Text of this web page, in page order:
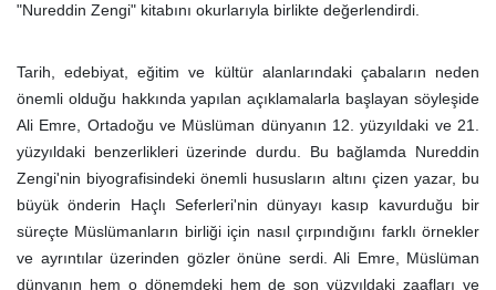
"Nureddin Zengi" kitabını okurlarıyla birlikte değerlendirdi.
Tarih, edebiyat, eğitim ve kültür alanlarındaki çabaların neden
önemli olduğu hakkında yapılan açıklamalarla başlayan söyleşide
Ali Emre, Ortadoğu ve Müslüman dünyanın 12. yüzyıldaki ve 21.
yüzyıldaki benzerlikleri üzerinde durdu. Bu bağlamda Nureddin
Zengi'nin biyografisindeki önemli hususların altını çizen yazar, bu
büyük önderin Haçlı Seferleri'nin dünyayı kasıp kavurduğu bir
süreçte Müslümanların birliği için nasıl çırpındığını farklı örnekler
ve ayrıntılar üzerinden gözler önüne serdi. Ali Emre, Müslüman
dünyanın hem o dönemdeki hem de son yüzyıldaki zaafları ve